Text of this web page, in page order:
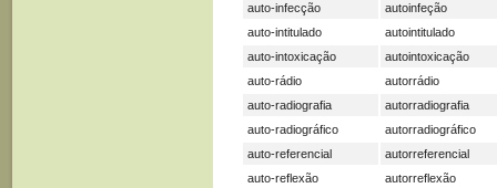
auto-infecção
autoinfeção
auto-intitulado
autointitulado
auto-intoxicação
autointoxicação
auto-rádio
autorrádio
auto-radiografia
autorradiografia
auto-radiográfico
autorradiográfico
auto-referencial
autorreferencial
auto-reflexão
autorreflexão